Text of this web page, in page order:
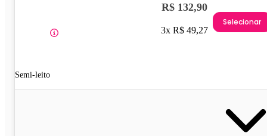
Semi-leito
R$ 132,90
3x R$ 49,27
Selecionar